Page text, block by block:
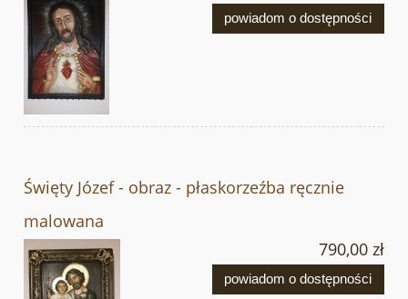
powiadom o dostępności
Święty Józef - obraz - płaskorzeźba ręcznie
malowana
790,00 zł
powiadom o dostępności